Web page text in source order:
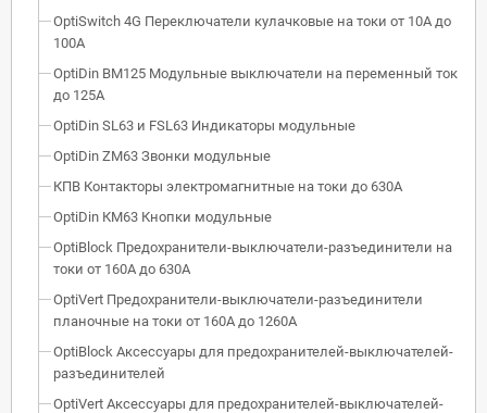
OptiSwitch 4G Переключатели кулачковые на токи от 10А до
100А
OptiDin BM125 Модульные выключатели на переменный ток
до 125А
OptiDin SL63 и FSL63 Индикаторы модульные
OptiDin ZM63 Звонки модульные
КПВ Контакторы электромагнитные на токи до 630А
OptiDin КМ63 Кнопки модульные
OptiBlock Предохранители-выключатели-разъединители на
токи от 160А до 630А
OptiVert Предохранители-выключатели-разъединители
планочные на токи от 160А до 1260А
OptiBlock Аксессуары для предохранителей-выключателей-
разъединителей
OptiVert Аксессуары для предохранителей-выключателей-